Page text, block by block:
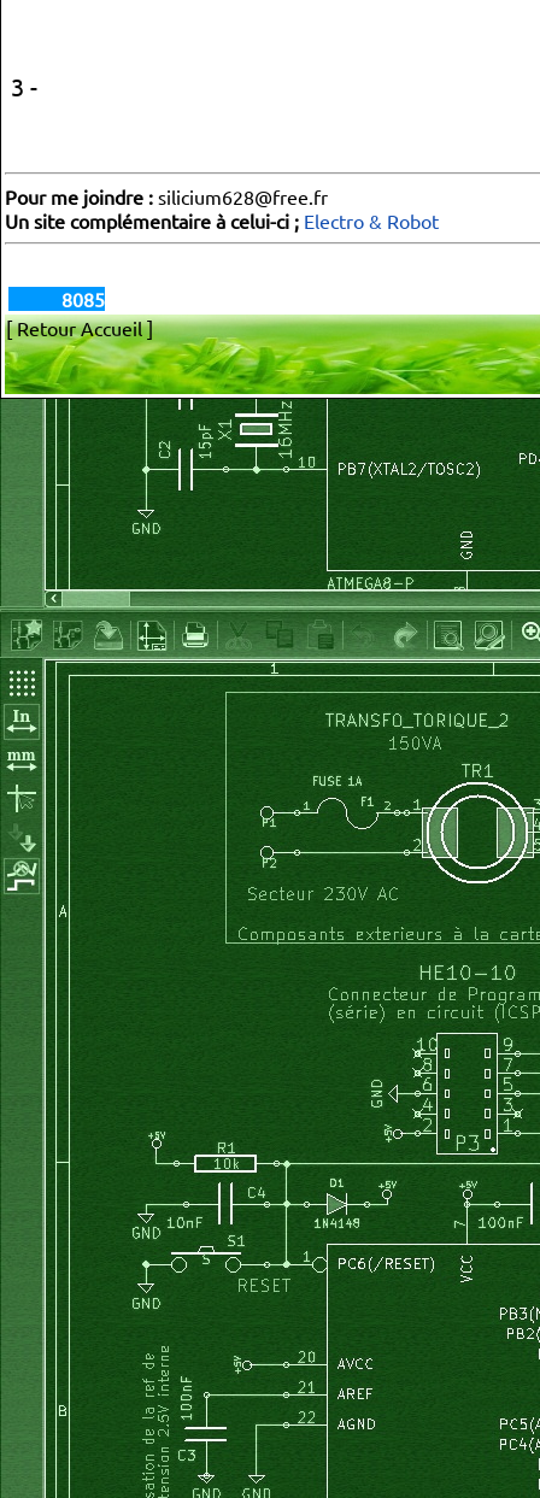
3 -
Pour me joindre : silicium628@free.fr
Un site complémentaire à celui-ci ; Electro & Robot
8085
[ Retour Accueil ]